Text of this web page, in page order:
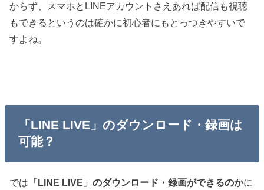
からず、スマホとLINEアカウントさえあれば配信も視聴
もできるというのは確かに初心者にもとっつきやすいで
すよね。
「LINE LIVE」のダウンロード・録画は
可能？
では 「LINE LIVE」のダウンロード・録画ができるのかに